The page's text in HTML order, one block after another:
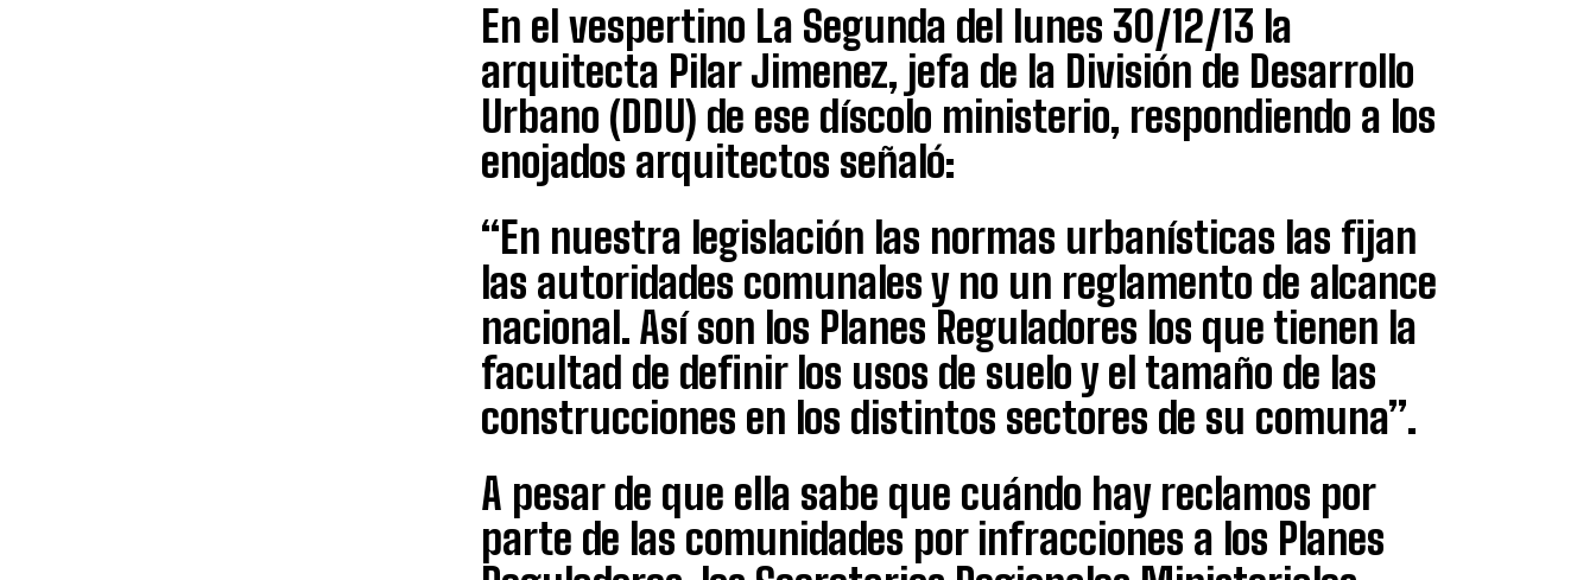
En el vespertino La Segunda del lunes 30/12/13 la
arquitecta Pilar Jimenez, jefa de la División de Desarrollo
Urbano (DDU) de ese díscolo ministerio, respondiendo a los
enojados arquitectos señaló:
“En nuestra legislación las normas urbanísticas las fijan
las autoridades comunales y no un reglamento de alcance
nacional. Así son los Planes Reguladores los que tienen la
facultad de definir los usos de suelo y el tamaño de las
construcciones en los distintos sectores de su comuna”.
A pesar de que ella sabe que cuándo hay reclamos por
parte de las comunidades por infracciones a los Planes